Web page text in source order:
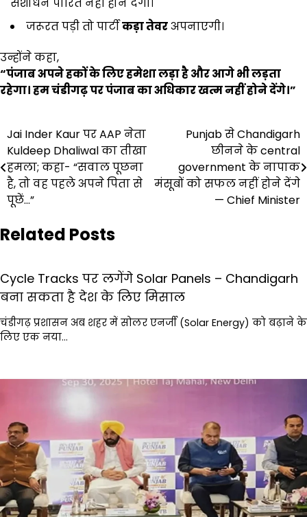
संशोधन पारित नहीं होने देगी।
जरूरत पड़ी तो पार्टीकड़ा तेवरअपनाएगी।
उन्होंने कहा,
“पंजाब अपने हकों के लिए हमेशा लड़ा है और आगे भी लड़ता
रहेगा। हम चंडीगढ़ पर पंजाब का अधिकार खत्म नहीं होने देंगे।”
Post
navigation
Jai Inder Kaur पर AAP नेता
Kuldeep Dhaliwal का तीखा
हमला; कहा- “सवाल पूछना
है, तो वह पहले अपने पिता से
पूछें…”
Punjab से Chandigarh
छीनने के central
government के नापाक
मंसूबों को सफल नहीं होने देंगे
— Chief Minister
Related Posts
Cycle Tracks पर लगेंगे Solar Panels – Chandigarh
बना सकता है देश के लिए मिसाल
चंडीगढ़ प्रशासन अब शहर में सोलर एनर्जी (Solar Energy) को बढ़ाने के
लिए एक नया…